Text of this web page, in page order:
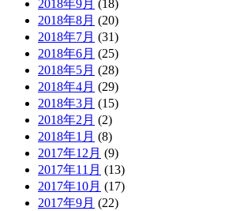
2018年9月 (18)
2018年8月 (20)
2018年7月 (31)
2018年6月 (25)
2018年5月 (28)
2018年4月 (29)
2018年3月 (15)
2018年2月 (2)
2018年1月 (8)
2017年12月 (9)
2017年11月 (13)
2017年10月 (17)
2017年9月 (22)